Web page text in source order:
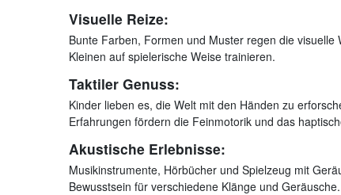
Visuelle Reize:
Bunte Farben, Formen und Muster regen die
Kleinen auf spielerische Weise trainieren.
Taktiler Genuss:
Kinder lieben es, die Welt mit den Händen zu
Erfahrungen fördern die Feinmotorik und das
Akustische Erlebnisse:
Musikinstrumente, Hörbücher und Spielzeug mit
Bewusstsein für verschiedene Klänge und Geräusche.